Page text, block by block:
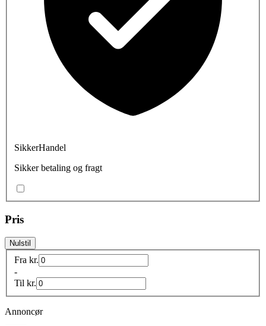
SikkerHandel
Sikker betaling og fragt
Pris
Nulstil
Fra kr.
-
Til kr.
Annoncør